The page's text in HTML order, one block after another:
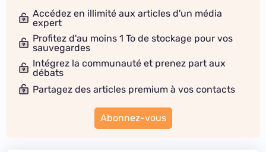
Accédez en illimité aux articles d'un média
expert
Profitez d'au moins 1 To de stockage pour vos
sauvegardes
Intégrez la communauté et prenez part aux
débats
Partagez des articles premium à vos contacts
Abonnez-vous